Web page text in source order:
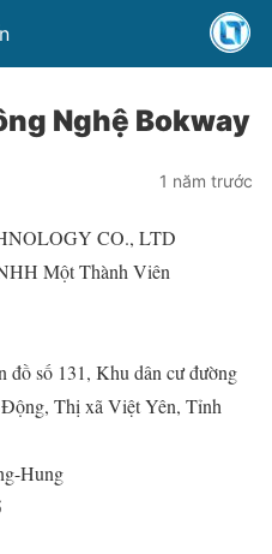
Nghệ Bokway
1 năm trước
CO., LTD
Một Thành Viên
đồ số 131, Khu dân cư đường
Thị xã Việt Yên, Tỉnh
Hung